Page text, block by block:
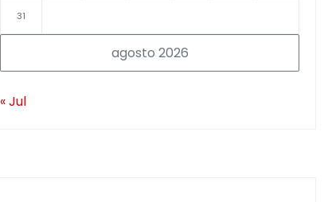
agosto 2026
31
« Jul